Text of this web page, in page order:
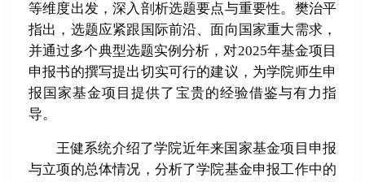
等维度出发，深入剖析选题要点与重要性。樊治平
指出，选题应紧跟国际前沿、面向国家重大需求，
并通过多个典型选题实例分析，对2025年基金项目
申报书的撰写提出切实可行的建议，为学院师生申
报国家基金项目提供了宝贵的经验借鉴与有力指
导。
王健系统介绍了学院近年来国家基金项目申报
与立项的总体情况，分析了学院基金申报工作中的